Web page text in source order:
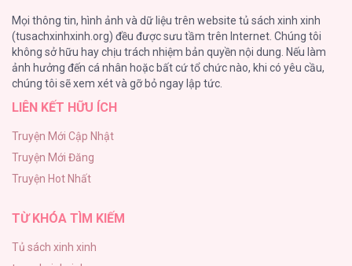
82
TUYỂN TẬP MANHWA BÍ MẬT CƠ THỂ
74
Mối Tình Thầm Kín
Căn Nhà Của Dị Nhân
56
Mọi thông tin, hình ảnh và dữ liệu trên website tủ sách xinh xinh
(tusachxinhxinh.org) đều được sưu tầm trên Internet. Chúng tôi
không sở hữu hay chịu trách nhiệm bản quyền nội dung. Nếu làm
ảnh hưởng đến cá nhân hoặc bất cứ tổ chức nào, khi có yêu cầu,
chúng tôi sẽ xem xét và gỡ bỏ ngay lập tức.
LIÊN KẾT HỮU ÍCH
Truyện Mới Cập Nhật
Truyện Mới Đăng
Truyện Hot Nhất
TỪ KHÓA TÌM KIẾM
Tủ sách xinh xinh